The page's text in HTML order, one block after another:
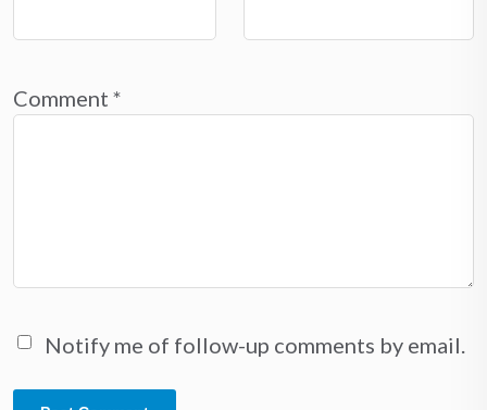
Comment *
Notify me of follow-up comments by email.